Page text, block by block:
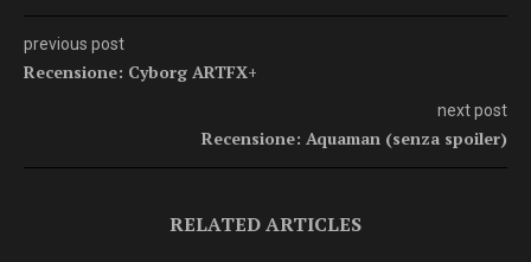
previous post
Recensione: Cyborg ARTFX+
next post
Recensione: Aquaman (senza spoiler)
RELATED ARTICLES